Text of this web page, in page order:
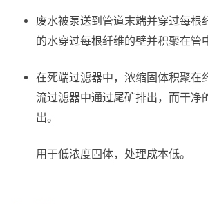
废水被泵送到管道末端并穿过每根
的水穿过每根纤维的壁并积聚在管
在死端过滤器中，浓缩固体积聚在
流过滤器中通过尾矿排出，而干净
出。
用于低浓度固体，处理成本低。